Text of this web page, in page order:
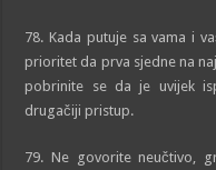
78. Kada putuje sa vama i
prioritet da prva sjedne na
pobrinite se da je uvijek
drugačiji pristup.
79. Ne govorite neučtivo,